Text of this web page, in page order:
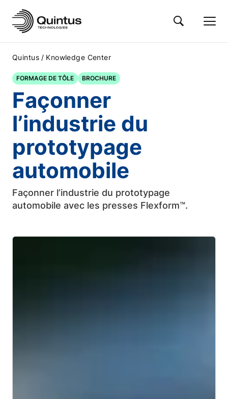
Quintus / Knowledge Center
FORMAGE DE TÔLE BROCHURE
Façonner
l’industrie du
prototypage
automobile
Façonner l’industrie du prototypage
automobile avec les presses Flexform™.